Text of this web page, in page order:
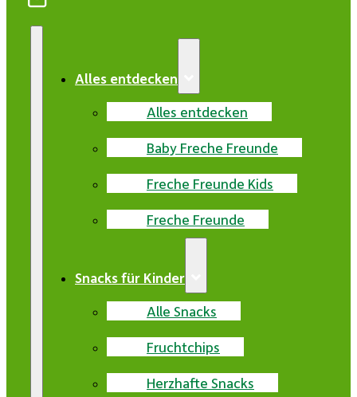
Alles entdecken
Alles entdecken
Baby Freche Freunde
Freche Freunde Kids
Freche Freunde
Snacks für Kinder
Alle Snacks
Fruchtchips
Herzhafte Snacks